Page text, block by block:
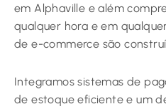
em Alphaville e além
qualquer hora e em
de e-commerce são
Integramos sistemas de
de estoque eficiente e um